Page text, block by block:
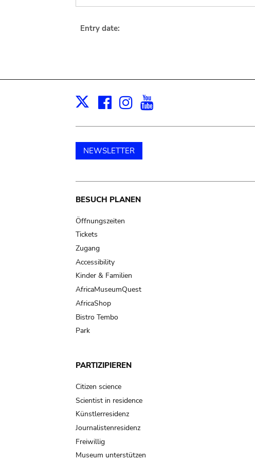
Entry date:
X Facebook
Instagram
NEWSLETTER
Main
navigation
BESUCH PLANEN
Öffnungszeiten
Tickets
Zugang
Accessibility
Kinder & Familien
AfricaMuseumQuest
AfricaShop
Bistro Tembo
Park
PARTIZIPIEREN
Citizen science
Scientist in residence
Künstlerresidenz
Journalistenresidenz
Freiwillig
Museum unterstützen